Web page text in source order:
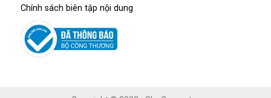
Chính sách biên tập nội dung